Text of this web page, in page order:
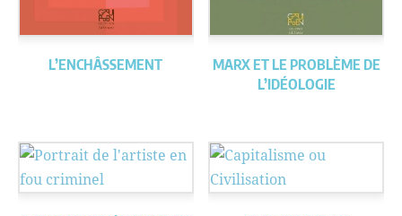
L’ENCHÂSSEMENT
MARX ET LE PROBLÈME DE
L’IDÉOLOGIE